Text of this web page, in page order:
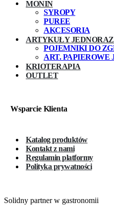
MONIN
SYROPY
PUREE
AKCESORIA
ARTYKUŁY
POJEMNIKI DO
ART. PAPIEROWE
KRIOTERAPIA
OUTLET
Wsparcie Klienta
Katalog produktów
Kontakt z nami
Regulamin platformy
Polityka prywatności
Solidny partner w gastronomii